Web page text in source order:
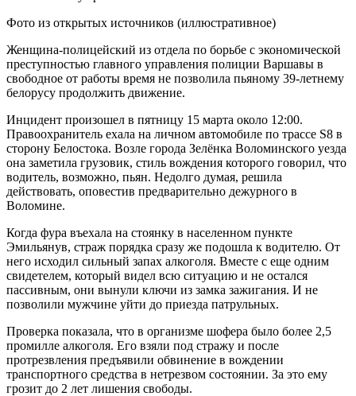
Фото из открытых источников (иллюстративное)
Женщина-полицейский из отдела по борьбе с экономической
преступностью главного управления полиции Варшавы в
свободное от работы время не позволила пьяному 39-летнему
белорусу продолжить движение.
Инцидент произошел в пятницу 15 марта около 12:00.
Правоохранитель ехала на личном автомобиле по трассе S8 в
сторону Белостока. Возле города Зелёнка Воломинского уезда
она заметила грузовик, стиль вождения которого говорил, что
водитель, возможно, пьян. Недолго думая, решила
действовать, оповестив предварительно дежурного в
Воломине.
Когда фура въехала на стоянку в населенном пункте
Эмильянув, страж порядка сразу же подошла к водителю. От
него исходил сильный запах алкоголя. Вместе с еще одним
свидетелем, который видел всю ситуацию и не остался
пассивным, они вынули ключи из замка зажигания. И не
позволили мужчине уйти до приезда патрульных.
Проверка показала, что в организме шофера было более 2,5
промилле алкоголя. Его взяли под стражу и после
протрезвления предъявили обвинение в вождении
транспортного средства в нетрезвом состоянии. За это ему
грозит до 2 лет лишения свободы.